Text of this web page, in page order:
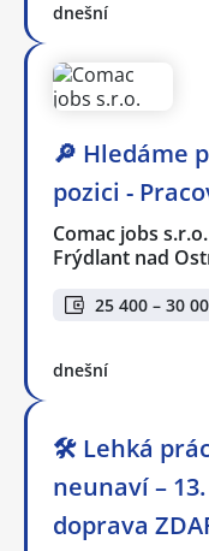
dnešní
🔎 Hledáme
pozici -
Comac jobs s.r.o.
Frýdlant nad
25 400 – 30
dnešní
🛠️ Lehká
neunaví –
doprava